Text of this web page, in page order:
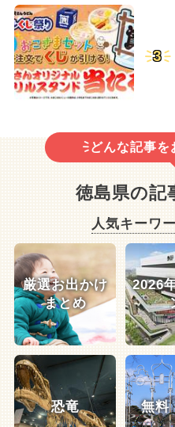
3
どんな記事を
徳島県の記
人気キーワ
厳選お出かけ
まとめ
2026
恐竜 無料